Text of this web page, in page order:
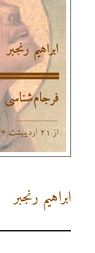
ابراهیم رنجبر